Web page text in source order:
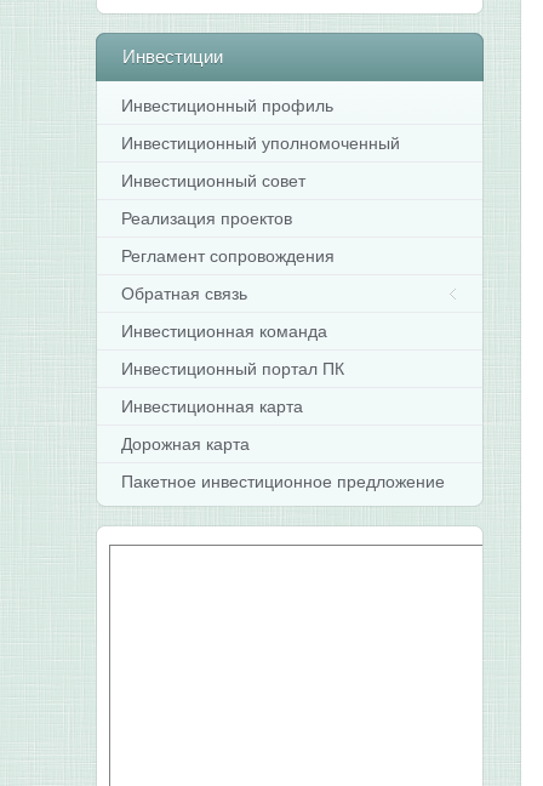
Инвестиции
Инвестиционный профиль
Инвестиционный уполномоченный
Инвестиционный совет
Реализация проектов
Регламент сопровождения
Обратная связь
Инвестиционная команда
Инвестиционный портал ПК
Инвестиционная карта
Дорожная карта
Пакетное инвестиционное предложение